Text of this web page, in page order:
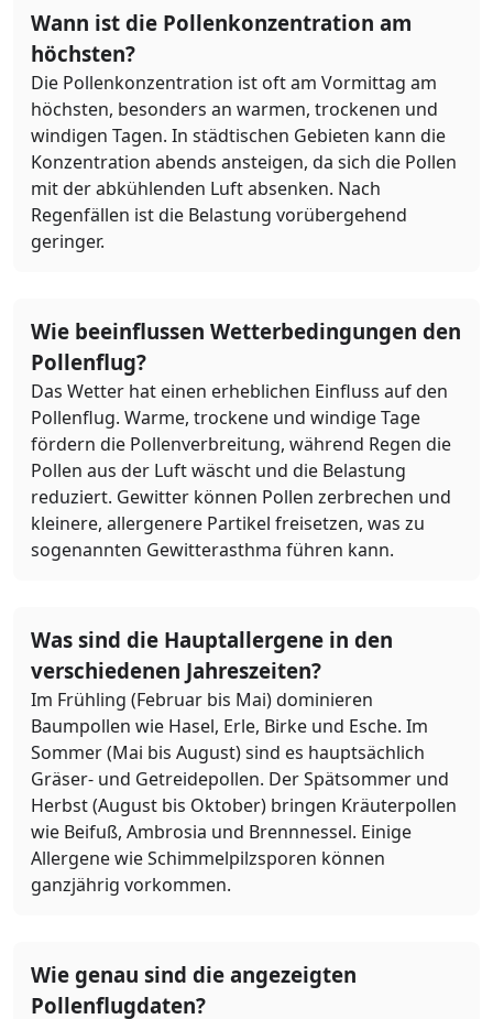
Wann ist die Pollenkonzentration am
höchsten?
Die Pollenkonzentration ist oft am Vormittag am
höchsten, besonders an warmen, trockenen und
windigen Tagen. In städtischen Gebieten kann die
Konzentration abends ansteigen, da sich die Pollen
mit der abkühlenden Luft absenken. Nach
Regenfällen ist die Belastung vorübergehend
geringer.
Wie beeinflussen Wetterbedingungen den
Pollenflug?
Das Wetter hat einen erheblichen Einfluss auf den
Pollenflug. Warme, trockene und windige Tage
fördern die Pollenverbreitung, während Regen die
Pollen aus der Luft wäscht und die Belastung
reduziert. Gewitter können Pollen zerbrechen und
kleinere, allergenere Partikel freisetzen, was zu
sogenannten Gewitterasthma führen kann.
Was sind die Hauptallergene in den
verschiedenen Jahreszeiten?
Im Frühling (Februar bis Mai) dominieren
Baumpollen wie Hasel, Erle, Birke und Esche. Im
Sommer (Mai bis August) sind es hauptsächlich
Gräser- und Getreidepollen. Der Spätsommer und
Herbst (August bis Oktober) bringen Kräuterpollen
wie Beifuß, Ambrosia und Brennnessel. Einige
Allergene wie Schimmelpilzsporen können
ganzjährig vorkommen.
Wie genau sind die angezeigten
Pollenflugdaten?